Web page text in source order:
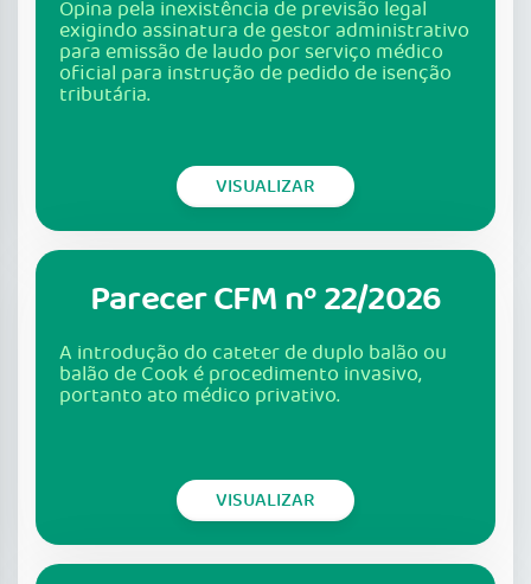
Opina pela inexistência de previsão legal
exigindo assinatura de gestor administrativo
para emissão de laudo por serviço médico
oficial para instrução de pedido de isenção
tributária.
VISUALIZAR
Parecer CFM nº 22/2026
A introdução do cateter de duplo balão ou
balão de Cook é procedimento invasivo,
portanto ato médico privativo.
VISUALIZAR